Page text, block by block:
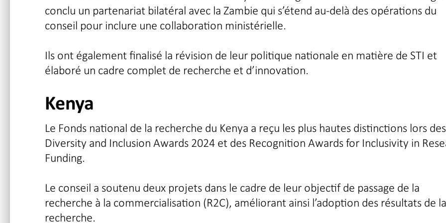
conclu un partenariat bilatéral avec la Zambie qui s’étend au-delà des opérations du
conseil pour inclure une collaboration ministérielle.
Ils ont également finalisé la révision de leur politique nationale en matière de STI et
élaboré un cadre complet de recherche et d’innovation.
Kenya
Le Fonds national de la recherche du Kenya a reçu les plus hautes distinctions lors des
Diversity and Inclusion Awards 2024 et des Recognition Awards for Inclusivity in
Funding.
Le conseil a soutenu deux projets dans le cadre de leur objectif de passage de la
recherche à la commercialisation (R2C), améliorant ainsi l’adoption des résultats de la
recherche.